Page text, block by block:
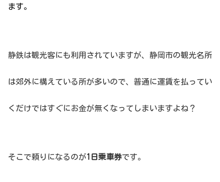
ます。
静鉄は観光客にも利用されていますが、静岡市の観光名所
は郊外に構えている所が多いので、普通に運賃を払ってい
くだけではすぐにお金が無くなってしまいますよね？
そこで頼りになるのが1日乗車券です。